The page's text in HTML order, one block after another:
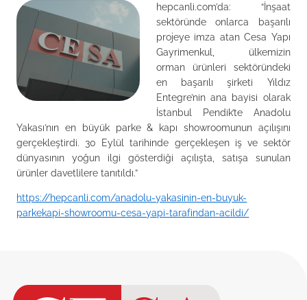
hepcanli.com’da: “İnşaat
sektöründe onlarca başarılı
projeye imza atan Cesa Yapı
Gayrimenkul, ülkemizin
orman ürünleri sektöründeki
en başarılı şirketi Yıldız
Entegre’nin ana bayisi olarak
İstanbul Pendik’te Anadolu
Yakası’nın en büyük parke & kapı showroomunun açılışını
gerçekleştirdi. 30 Eylül tarihinde gerçekleşen iş ve sektör
dünyasının yoğun ilgi gösterdiği açılışta, satışa sunulan
ürünler davetlilere tanıtıldı.”
https://hepcanli.com/anadolu-yakasinin-en-buyuk-
parkekapi-showroomu-cesa-yapi-tarafindan-acildi/